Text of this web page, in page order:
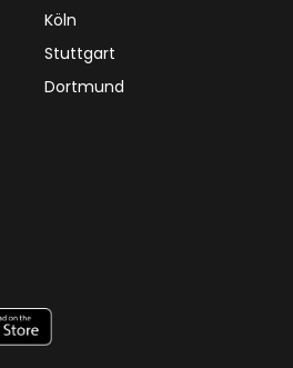
Köln
Stuttgart
Dortmund